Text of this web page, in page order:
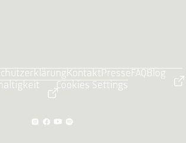
KontaktPresse FAQBlog
Cookies Settings